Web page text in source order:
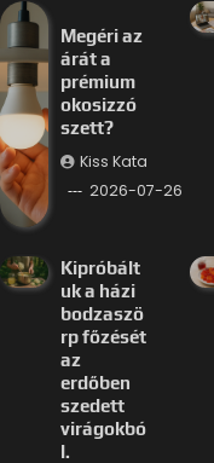
Megéri az
árát a
prémium
okosizzó
szett?
Kiss Kata
2026-07-26
Kipróbált
uk a házi
bodzaszö
rp főzését
az
erdőben
szedett
virágokbó
l.